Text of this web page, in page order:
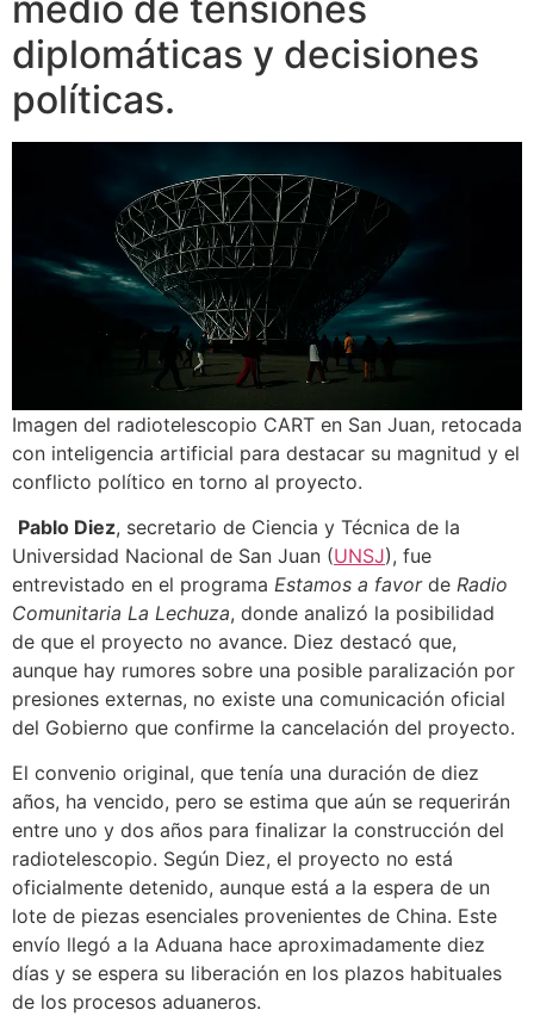
diplomáticas y decisiones
políticas.
Imagen del radiotelescopio CART en San Juan, retocada
con inteligencia artificial para destacar su magnitud y el
conflicto político en torno al proyecto.
Pablo Diez, secretario de Ciencia y Técnica de la
Universidad Nacional de San Juan (UNSJ), fue
entrevistado en el programa Estamos a favorde Radio
Comunitaria La Lechuza, donde analizó la posibilidad
de que el proyecto no avance. Diez destacó que,
aunque hay rumores sobre una posible paralización por
presiones externas, no existe una comunicación oficial
del Gobierno que confirme la cancelación del proyecto.
El convenio original, que tenía una duración de diez
años, ha vencido, pero se estima que aún se requerirán
entre uno y dos años para finalizar la construcción del
radiotelescopio. Según Diez, el proyecto no está
oficialmente detenido, aunque está a la espera de un
lote de piezas esenciales provenientes de China. Este
envío llegó a la Aduana hace aproximadamente diez
días y se espera su liberación en los plazos habituales
de los procesos aduaneros.